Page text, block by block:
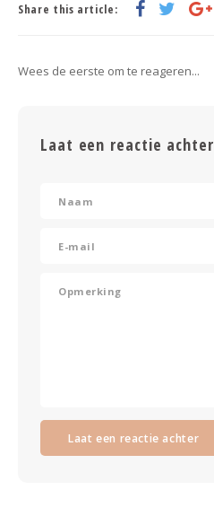
Share this article:
Wees de eerste om te reageren...
Laat een reactie achter
Laat een reactie achter